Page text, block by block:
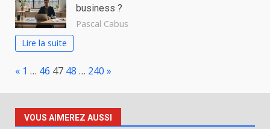
business ?
Pascal Cabus
Lire la suite
Page:
Previous
« 1 … 46 47 48 … 240 Next
»
VOUS AIMEREZ AUSSI